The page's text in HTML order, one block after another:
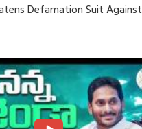
Defamation Suit Against